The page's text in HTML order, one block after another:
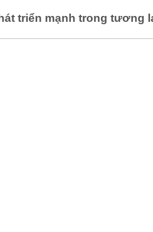
triển mạnh trong tương